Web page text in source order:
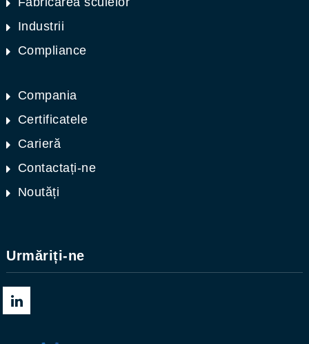
Industrii
Compliance
Compania
Certificatele
Carieră
Contactați-ne
Noutăți
Urmăriți-ne